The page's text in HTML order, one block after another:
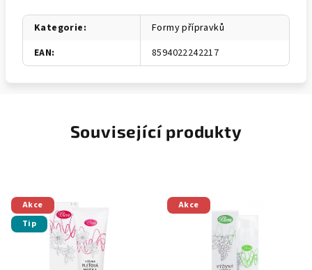
Kategorie:
Formy přípravků
EAN: 8594022242217
Související produkty
Akce
Tip
Akce